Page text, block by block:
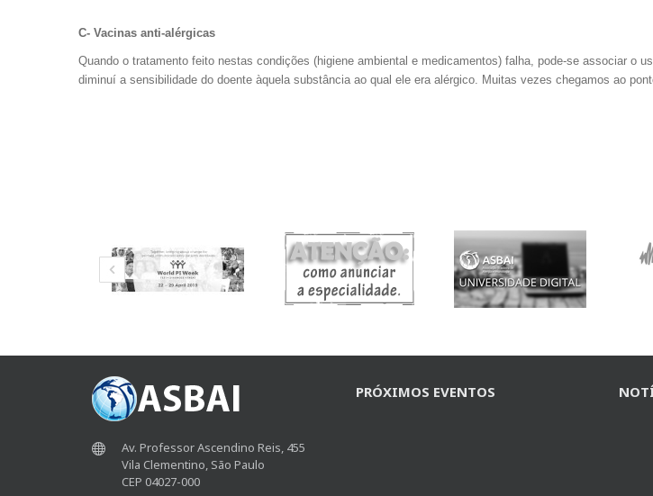
C- Vacinas anti-alérgicas
Quando o tratamento feito nestas condições (higiene ambiental e medicamentos) falha, pode-se associar o
diminuí a sensibilidade do doente àquela substância ao qual ele era alérgico. Muitas vezes chegamos ao
Av. Professor Ascendino Reis, 455
Vila Clementino, São Paulo
CEP 04027-000
PRÓXIMOS EVENTOS